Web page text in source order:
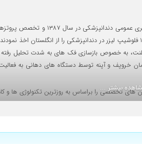
می باشد. ایشان از سال ۱۳۹۱ تا ۱۴۰۳ استاد گروه پروتزهای دندانی دانشگاه علوم پزشکی تهران
و آپنه توسط دستگاه های دهانی به
های تخصصی را براساس به روزترین تکنولوژی ها و
بیشتر ...